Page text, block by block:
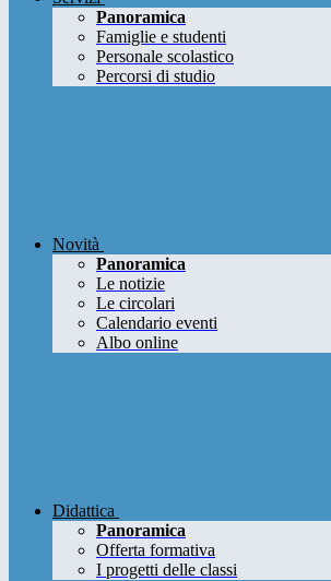
Panoramica
Famiglie e studenti
Personale scolastico
Percorsi di studio
Novità
Panoramica
Le notizie
Le circolari
Calendario eventi
Albo online
Didattica
Panoramica
Offerta formativa
I progetti delle classi